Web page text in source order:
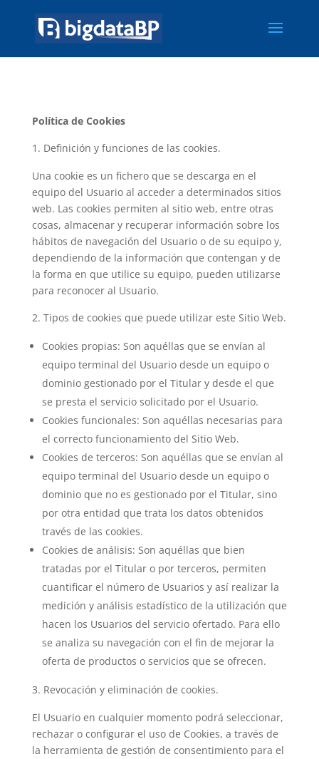
Política de Cookies
Definición y funciones de las cookies.
Una cookie es un fichero que se descarga en el
equipo del Usuario al acceder a determinados sitios
web. Las cookies permiten al sitio web, entre otras
cosas, almacenar y recuperar información sobre los
hábitos de navegación del Usuario o de su equipo y,
dependiendo de la información que contengan y de
la forma en que utilice su equipo, pueden utilizarse
para reconocer al Usuario.
Tipos de cookies que puede utilizar este Sitio Web.
Cookies propias: Son aquéllas que se envían al
equipo terminal del Usuario desde un equipo o
dominio gestionado por el Titular y desde el que
se presta el servicio solicitado por el Usuario.
Cookies funcionales: Son aquéllas necesarias para
el correcto funcionamiento del Sitio Web.
Cookies de terceros: Son aquéllas que se envían al
equipo terminal del Usuario desde un equipo o
dominio que no es gestionado por el Titular, sino
por otra entidad que trata los datos obtenidos
través de las cookies.
Cookies de análisis: Son aquéllas que bien
tratadas por el Titular o por terceros, permiten
cuantificar el número de Usuarios y así realizar la
medición y análisis estadístico de la utilización que
hacen los Usuarios del servicio ofertado. Para ello
se analiza su navegación con el fin de mejorar la
oferta de productos o servicios que se ofrecen.
Revocación y eliminación de cookies.
El Usuario en cualquier momento podrá seleccionar,
rechazar o configurar el uso de Cookies, a través de
la herramienta de gestión de consentimiento para el